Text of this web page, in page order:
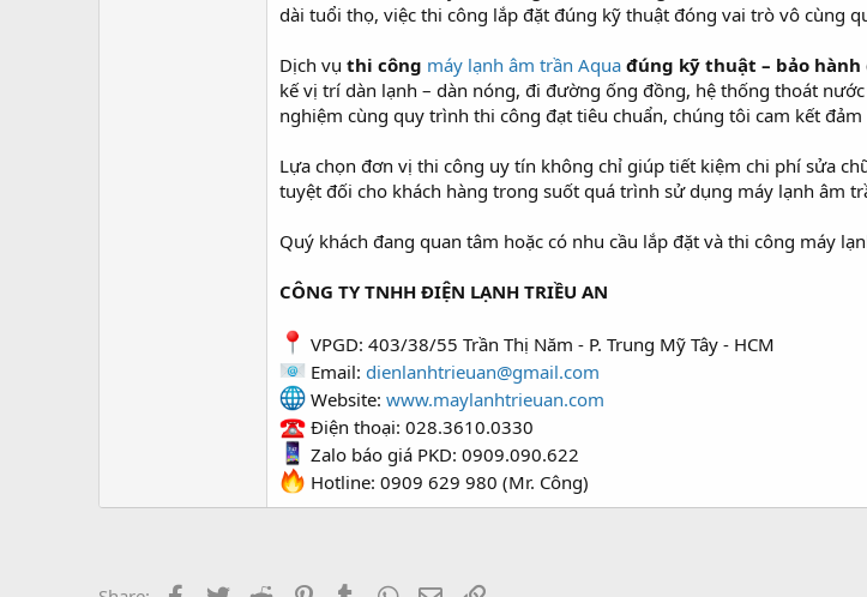
dài tuổi thọ, việc thi công lắp đặt đúng kỹ thuật đóng vai trò vô cùng
Dịch vụ thi công máy lạnh âm trần Aqua đúng kỹ thuật – bảo hành
kế vị trí dàn lạnh – dàn nóng, đi đường ống đồng, hệ thống thoát
nghiệm cùng quy trình thi công đạt tiêu chuẩn, chúng tôi cam kết
Lựa chọn đơn vị thi công uy tín không chỉ giúp tiết kiệm chi phí sửa
tuyệt đối cho khách hàng trong suốt quá trình sử dụng máy lạnh âm
Quý khách đang quan tâm hoặc có nhu cầu lắp đặt và thi công máy
CÔNG TY TNHH ĐIỆN LẠNH TRIỀU AN
VPGD: 403/38/55 Trần Thị Năm - P. Trung Mỹ Tây - HCM
Email: dienlanhtrieuan@gmail.com
Website: www.maylanhtrieuan.com
Điện thoại: 028.3610.0330
Zalo báo giá PKD: 0909.090.622
Hotline: 0909 629 980 (Mr. Công)